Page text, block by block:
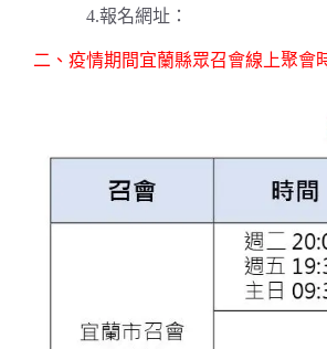
4.報名網址：
二、疫情期間宜蘭縣眾召會線上聚會